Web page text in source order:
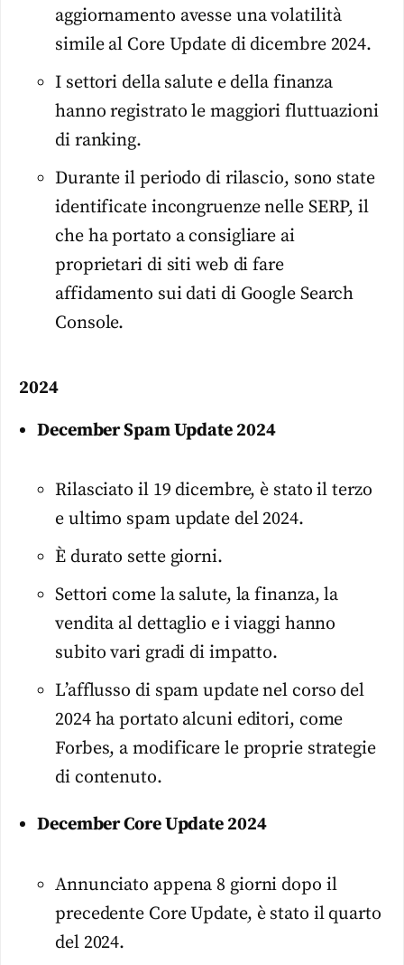
aggiornamento avesse una volatilità
simile al Core Update di dicembre 2024.
I settori della salute e della finanza
hanno registrato le maggiori fluttuazioni
di ranking.
Durante il periodo di rilascio, sono state
identificate incongruenze nelle SERP, il
che ha portato a consigliare ai
proprietari di siti web di fare
affidamento sui dati di Google Search
Console.
2024
December Spam Update 2024
Rilasciato il 19 dicembre, è stato il terzo
e ultimo spam update del 2024.
È durato sette giorni.
Settori come la salute, la finanza, la
vendita al dettaglio e i viaggi hanno
subito vari gradi di impatto.
L’afflusso di spam update nel corso del
2024 ha portato alcuni editori, come
Forbes, a modificare le proprie strategie
di contenuto.
December Core Update 2024
Annunciato appena 8 giorni dopo il
precedente Core Update, è stato il quarto
del 2024.